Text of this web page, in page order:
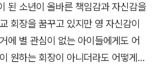
히 없고요. 저처럼 힘든 시간을 잘 견
는 사람이 될 수 있을 거예요. 여러분
서로가 보석처럼 귀한 존재라는 걸
겠죠? 어때요? 여러분은 진정한 친
된 소년이 올바른 책임감과 자신감을
회장을 꿈꾸고 있지만 영 자신감이
에 별 관심이 없는 아이들에게도 어
원하는 회장이 아니더라도 어떻게